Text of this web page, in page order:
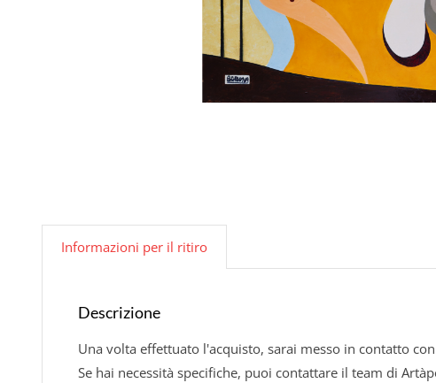
Informazioni per il ritiro
Descrizione
Una volta effettuato l'acquisto, sarai messo in contatto
Se hai necessità specifiche, puoi contattare il team di